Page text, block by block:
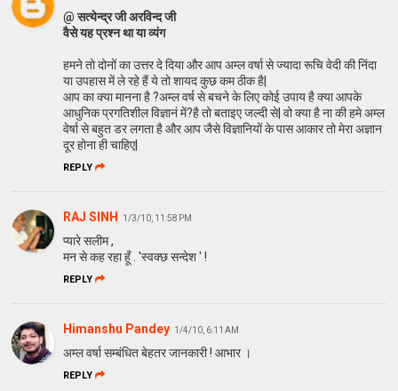
@ सत्येन्द्र जी अरविन्द जी
वैसे यह प्रश्न था या व्यंग
हमने तो दोनों का उत्तर दे दिया और आप अम्ल वर्षा से ज्यादा रूचि वेदी की निंदा
या उपहास में ले रहे हैं ये तो शायद कुछ कम ठीक है|
आप का क्या मानना है ?अम्ल वर्ष से बचने के लिए कोई उपाय है क्या आपके
आधुनिक प्रगतिशील विज्ञानं में?है तो बताइए जल्दी से| वो क्या है ना की हमे अम्ल
वेर्षा से बहुत डर लगता है और आप जैसे विज्ञानियों के पास आकार तो मेरा अज्ञान
दूर होना ही चाहिए|
REPLY
RAJ SINH 1/3/10, 11:58 PM
प्यारे सलीम ,
मन से कह रहा हूँ . 'स्वक्छ सन्देश ' !
REPLY
Himanshu Pandey 1/4/10, 6:11 AM
अम्ल वर्षा सम्बंधित बेहतर जानकारी ! आभार ।
REPLY